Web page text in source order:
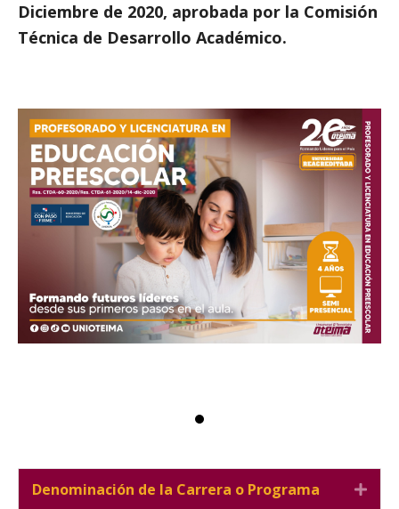
Diciembre de 2020, aprobada por la Comisión
Técnica de Desarrollo Académico.
Denominación de la Carrera o Programa